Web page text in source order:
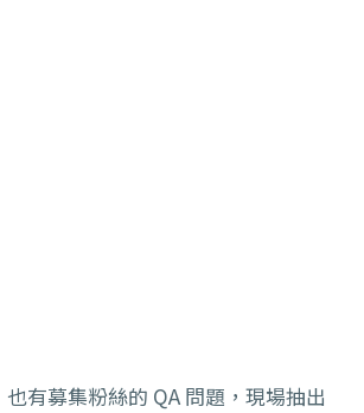
有募集粉絲的 QA 問題，現場抽出